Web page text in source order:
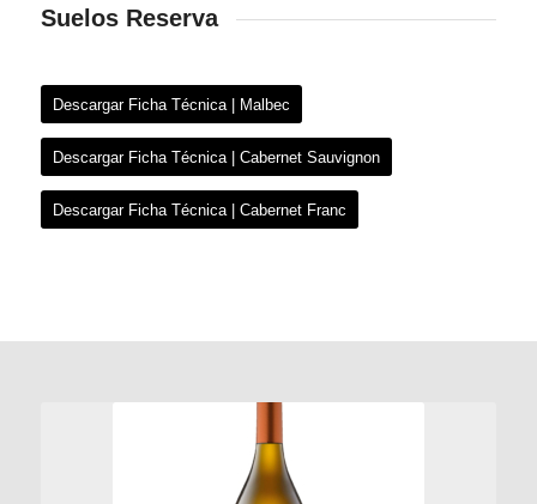
Suelos Reserva
Descargar Ficha Técnica | Malbec
Descargar Ficha Técnica | Cabernet Sauvignon
Descargar Ficha Técnica | Cabernet Franc